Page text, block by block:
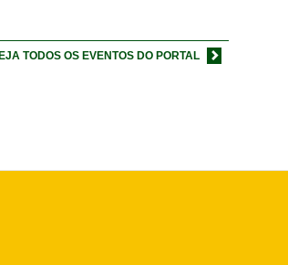
TODOS OS EVENTOS DO PORTAL